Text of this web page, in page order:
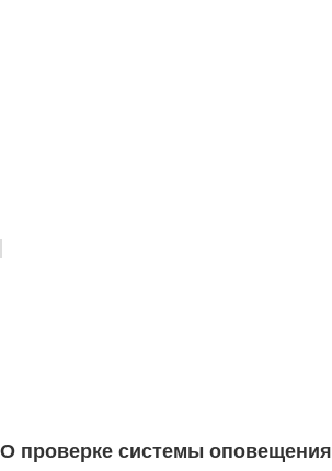
О проверке системы оповещения